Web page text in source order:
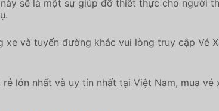
sẽ là một sự giúp đỡ thiết thực cho người
và tuyến đường khác vui lòng truy cập Vé
lớn nhất và uy tín nhất tại Việt Nam, mua